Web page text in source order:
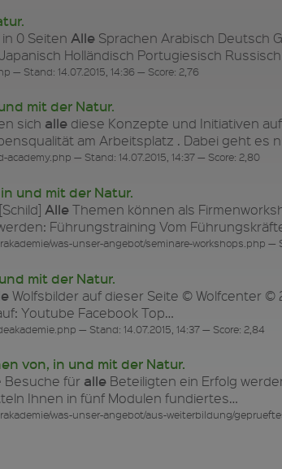
0 Seiten AlleSprachen Arabisch Deutsch
Holländisch Portugiesisch
— Stand: 14.07.2015, 14:36 — Score: 2,76
mit der Natur.
sich allediese Konzepte und Initiativen
am Arbeitsplatz . Dabei geht es
— Stand: 14.07.2015, 14:37 — Score: 2,80
und mit der Natur.
AlleThemen können als
Führungstraining Vom
was-unser-angebot/seminare-workshops.php —
mit der Natur.
Wolfsbilder auf dieser Seite © Wolfcenter ©
Youtube Facebook Top…
— Stand: 14.07.2015, 14:37 — Score: 2,84
von, in und mit der Natur.
Besuche für alleBeteiligten ein Erfolg
Ihnen in fünf Modulen fundiertes…
was-unser-angebot/aus-weiterbildung/